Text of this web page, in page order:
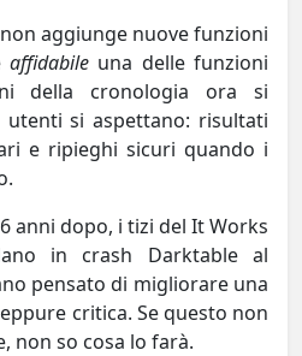
aggiunge nuove funzioni
affidabile una delle funzioni
della cronologia ora si
si aspettano: risultati
e ripieghi sicuri quando i
anni dopo, i tizi del It Works
in crash Darktable al
pensato di migliorare una
critica. Se questo non
non so cosa lo farà.